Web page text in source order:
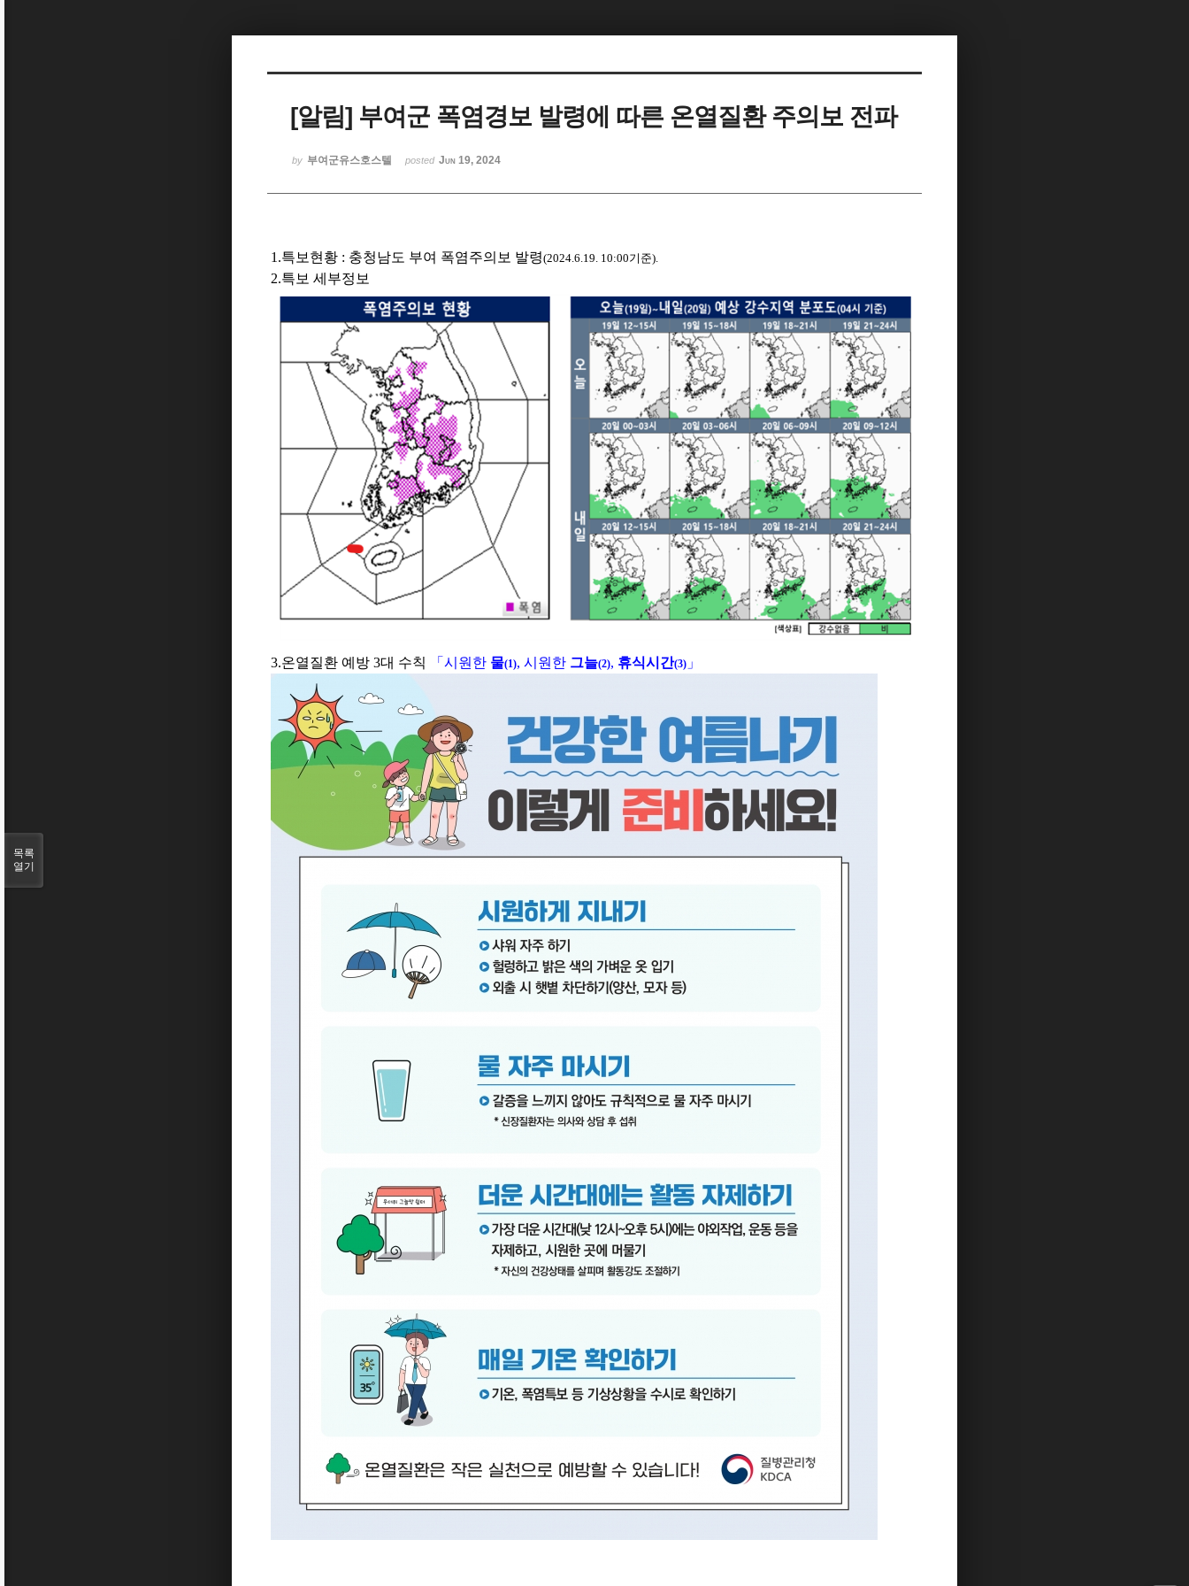
[알림] 부여군 폭염경보 발령에 따른 온열질환 주의보 전파
by 부여군유스호스텔 posted Jun 19, 2024
1.특보현황 : 충청남도 부여 폭염주의보 발령(2024.6.19. 10:00기준).
2.특보 세부정보
3.온열질환 예방3대 수칙 「시원한 물(1),시원한 그늘(2), 휴식시간(3) 」
목록
열기
Sketchbook5, 스케치북5
Sketchbook5, 스케치북5